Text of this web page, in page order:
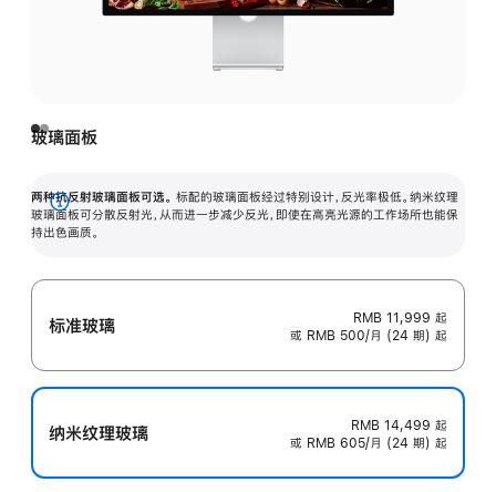
玻璃面板
两种抗反射玻璃面板可选。 标配的玻璃面板经过特别设计，反光率极低。纳米纹理
玻璃面板可分散反射光，从而进一步减少反光，即使在高亮光源的工作场所也能保
持出色画质。
展
开
标准玻璃 RMB 11,999 起
或 RMB 500/月 (24 期) 起
纳米纹理玻璃 RMB 14,499 起
或 RMB 605/月 (24 期) 起